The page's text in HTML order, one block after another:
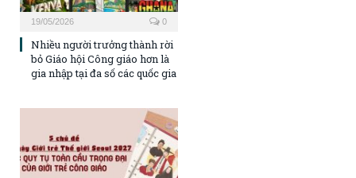
19/05/2026 0
Nhiều người trưởng thành rời
bỏ Giáo hội Công giáo hơn là
gia nhập tại đa số các quốc gia